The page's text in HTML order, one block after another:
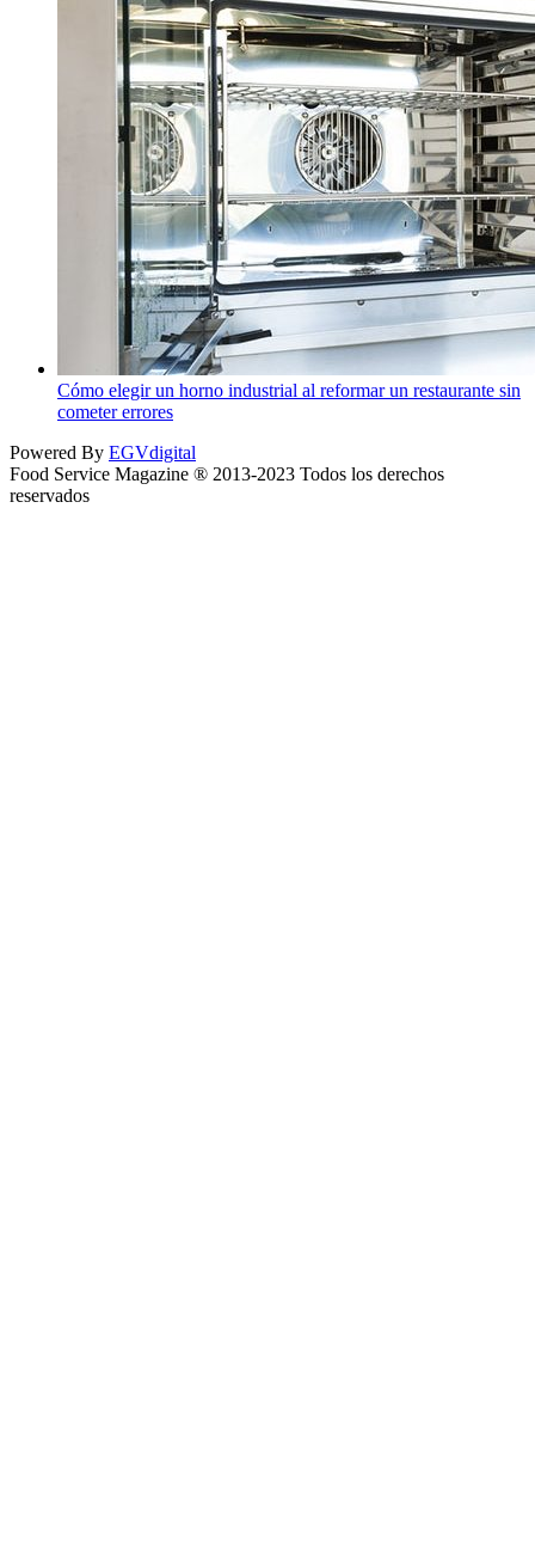
Cómo elegir un horno industrial al reformar un restaurante sin
cometer errores
Powered By EGVdigital
Food Service Magazine ® 2013-2023 Todos los derechos
reservados